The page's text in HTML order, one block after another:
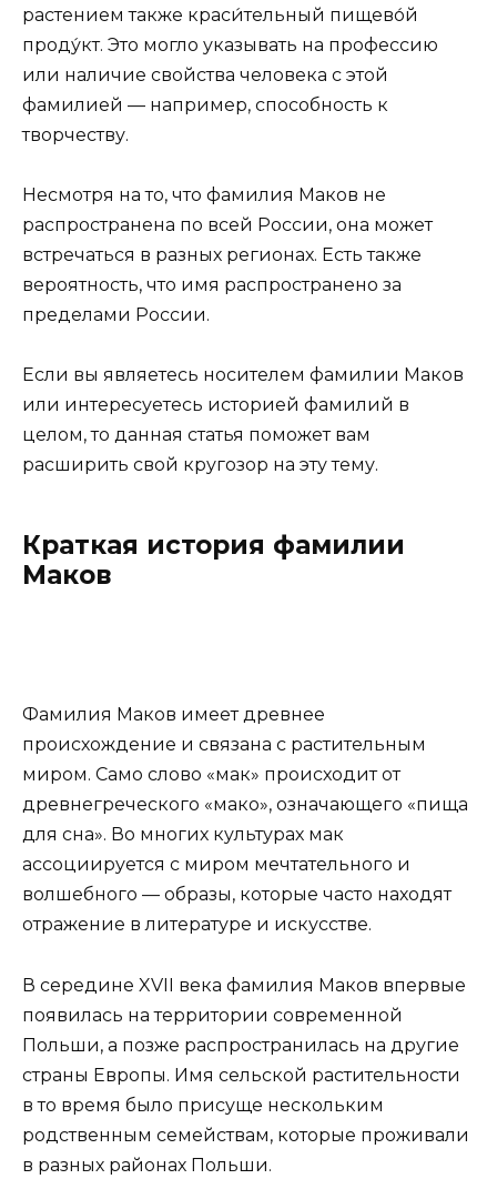
растением также краси́тельный пищево́й
проду́кт. Это могло указывать на профессию
или наличие свойства человека с этой
фамилией — например, способность к
творчеству.
Несмотря на то, что фамилия Маков не
распространена по всей России, она может
встречаться в разных регионах. Есть также
вероятность, что имя распространено за
пределами России.
Если вы являетесь носителем фамилии Маков
или интересуетесь историей фамилий в
целом, то данная статья поможет вам
расширить свой кругозор на эту тему.
Краткая история фамилии
Маков
Фамилия Маков имеет древнее
происхождение и связана с растительным
миром. Само слово «мак» происходит от
древнегреческого «мако», означающего «пища
для сна». Во многих культурах мак
ассоциируется с миром мечтательного и
волшебного — образы, которые часто находят
отражение в литературе и искусстве.
В середине XVII века фамилия Маков впервые
появилась на территории современной
Польши, а позже распространилась на другие
страны Европы. Имя сельской растительности
в то время было присуще нескольким
родственным семействам, которые проживали
в разных районах Польши.